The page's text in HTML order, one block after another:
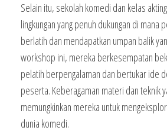
Selain itu, sekolah komedi dan kelas
lingkungan yang penuh dukungan di mana
berlatih dan mendapatkan umpan balik
workshop ini, mereka berkesempatan
pelatih berpengalaman dan bertukar ide
peserta. Keberagaman materi dan teknik
memungkinkan mereka untuk
dunia komedi.